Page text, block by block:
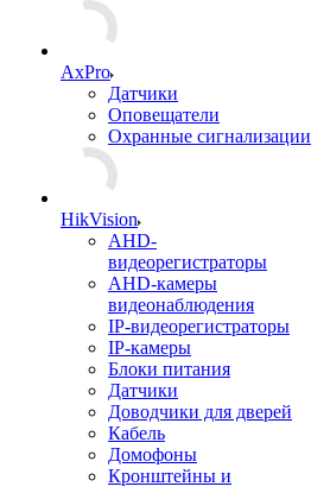
AxPro
Датчики
Оповещатели
Охранные сигнализации
HikVision
AHD-
видеорегистраторы
AHD-камеры
видеонаблюдения
IP-видеорегистраторы
IP-камеры
Блоки питания
Датчики
Доводчики для дверей
Кабель
Домофоны
Кронштейны и